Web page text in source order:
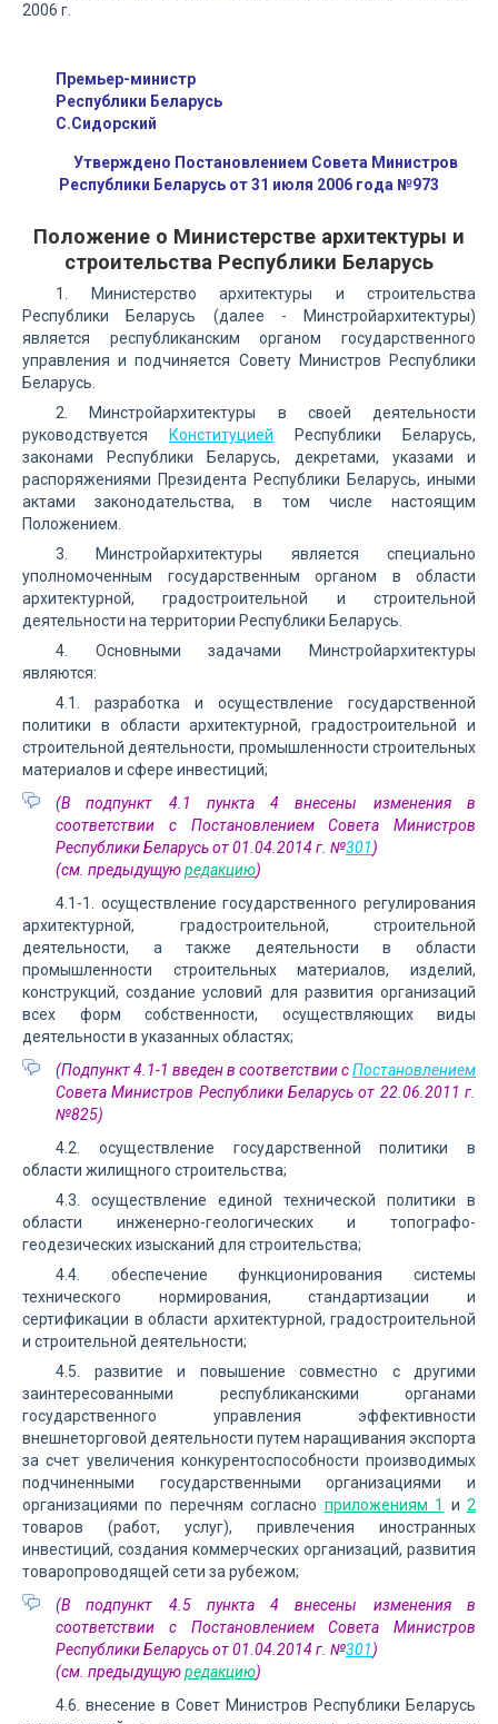
2006 г.
Премьер-министр
Республики Беларусь
С.Сидорский
Утверждено Постановлением Совета Министров
Республики Беларусь от 31 июля 2006 года №973
Положение о Министерстве архитектуры и
строительства Республики Беларусь
1. Министерство архитектуры и строительства
Республики Беларусь (далее - Минстройархитектуры)
является республиканским органом государственного
управления и подчиняется Совету Министров Республики
Беларусь.
2. Минстройархитектуры в своей деятельности
руководствуется
Конституцией Республики Беларусь,
законами Республики Беларусь, декретами, указами и
распоряжениями Президента Республики Беларусь, иными
актами законодательства, в том числе настоящим
Положением.
3. Минстройархитектуры является специально
уполномоченным государственным органом в области
архитектурной, градостроительной и строительной
деятельности на территории Республики Беларусь.
4. Основными задачами Минстройархитектуры
являются:
4.1. разработка и осуществление государственной
политики в области архитектурной, градостроительной и
строительной деятельности, промышленности строительных
материалов и сфере инвестиций;
(В подпункт 4.1 пункта 4 внесены изменения в
соответствии с Постановлением Совета Министров
Республики Беларусь от 01.04.2014 г. №301)
(см. предыдущуюредакцию)
4.1-1. осуществление государственного регулирования
архитектурной, градостроительной, строительной
деятельности, а также деятельности в области
промышленности строительных материалов, изделий,
конструкций, создание условий для развития организаций
всех форм собственности, осуществляющих виды
деятельности в указанных областях;
(Подпункт 4.1-1 введен в соответствии сПостановлением
Совета Министров Республики Беларусь от 22.06.2011 г.
№825)
4.2. осуществление государственной политики в
области жилищного строительства;
4.3. осуществление единой технической политики в
области инженерно-геологических и топографо-
геодезических изысканий для строительства;
4.4. обеспечение функционирования системы
технического нормирования, стандартизации и
сертификации в области архитектурной, градостроительной
и строительной деятельности;
4.5. развитие и повышение совместно с другими
заинтересованными республиканскими органами
государственного управления эффективности
внешнеторговой деятельности путем наращивания экспорта
за счет увеличения конкурентоспособности производимых
подчиненными государственными организациями и
организациями по перечням согласно приложениям 1 и2
товаров (работ, услуг), привлечения иностранных
инвестиций, создания коммерческих организаций, развития
товаропроводящей сети за рубежом;
(В подпункт 4.5 пункта 4 внесены изменения в
соответствии с Постановлением Совета Министров
Республики Беларусь от 01.04.2014 г. №301)
(см. предыдущуюредакцию)
4.6. внесение в Совет Министров Республики Беларусь